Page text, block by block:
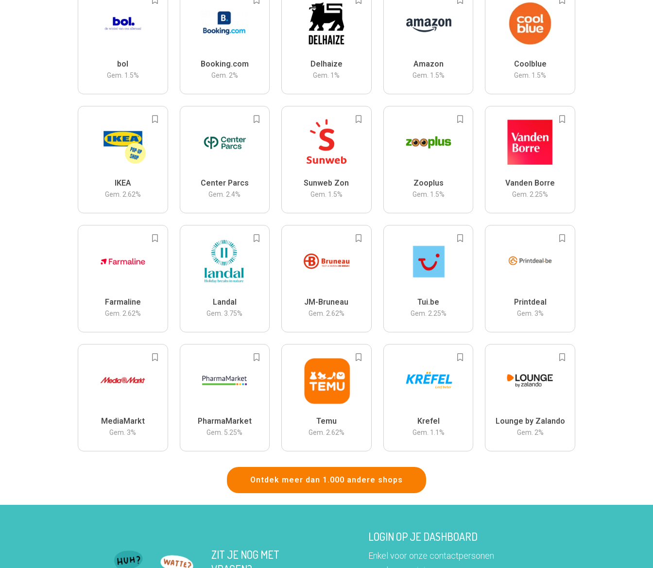
bol
Gem. 1.5%
Booking.com
Gem. 2%
Delhaize
Gem. 1 %
Amazon
Gem. 1.5%
Coolblue
Gem. 1.5%
IKEA
Gem. 2.62%
Center Parcs
Gem. 2.4%
Sunweb Zon
Gem. 1.5%
Zooplus
Gem. 1.5%
Vanden Borre
Gem. 2.25%
Farmaline
Gem. 2.62%
Landal
Gem. 3.75%
JM-Bruneau
Gem. 2.62%
Tui.be
Gem. 2.25%
Printdeal
Gem. 3%
MediaMarkt
Gem. 3%
PharmaMarket
Gem. 5.25%
Temu
Gem. 2.62%
Krefel
Gem. 1.1 %
Lounge by Zalando
Gem. 2%
Ontdek meer dan 1.000 andere shops
ZIT JE NOG MET
LOGIN OP JE DASHBOARD
Enkel voor onze contactpersonen